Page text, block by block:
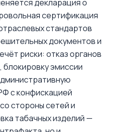
декларация о
сертификация
стандартов
документов и
риски: отказ органов
блокировку эмиссии
с конфискацией
стороны сетей и
табачных изделий —